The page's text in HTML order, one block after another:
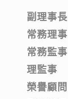
副理事長
常務理事
常務監事
理監事
榮譽顧問